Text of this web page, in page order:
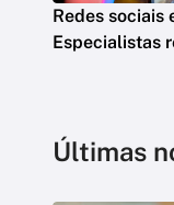
Redes sociais
Especialistas
Últimas